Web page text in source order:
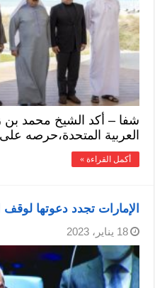
شفا – أكد الشيخ محمد بن
العربية المتحدة،حرصه
أكمل القراءة »
الإمارات تجدد دعوتها لوقف
18 يناير، 2023